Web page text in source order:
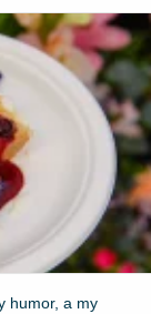
humor, a my